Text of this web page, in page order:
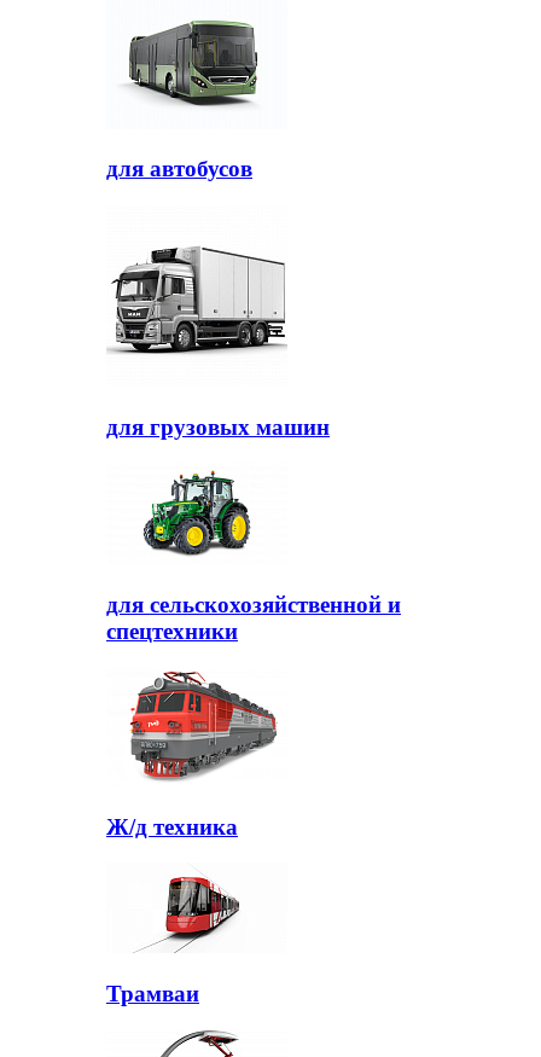
для автобусов
для грузовых машин
для сельскохозяйственной и
спецтехники
Ж/д техника
Трамваи